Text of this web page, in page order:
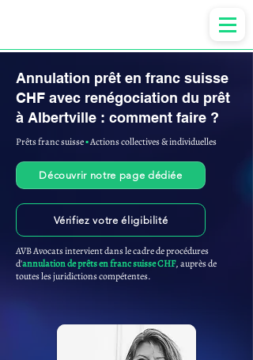
Annulation prêt en franc suisse
CHF avec renégociation du prêt
à Albertville : comment faire ?
Prêts franc suisse▪︎Actions collectives & individuelles
Découvrir notre page dédiée
Vérifiez votre éligibilité
AVB Avocats intervient dans le cadre de procédures
d'annulation de prêts en franc suisse CHF, auprès de
toutes les juridictions compétentes.